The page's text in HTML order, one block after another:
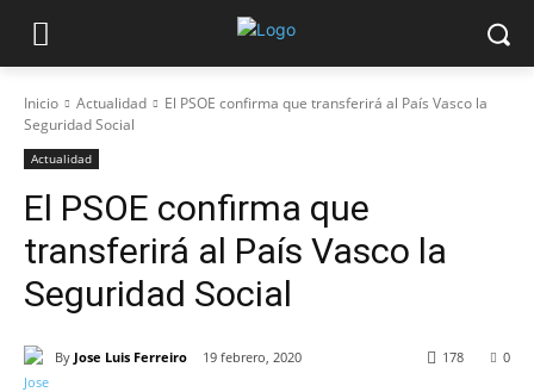
Inicio Actualidad
El PSOE confirma que transferirá al País Vasco la
Seguridad Social
Actualidad
El PSOE confirma que
transferirá al País Vasco la
Seguridad Social
By Jose Luis Ferreiro 19 febrero, 2020 0
178